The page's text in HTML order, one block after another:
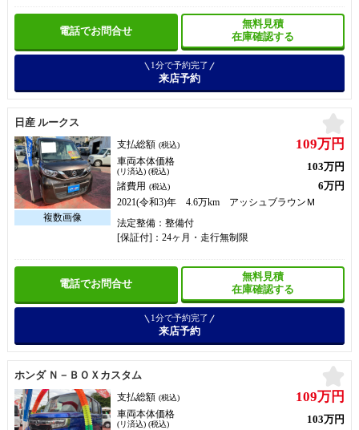
電話でお問合せ
無料見積
在庫確認する
1分で予約完了
来店予約
日産 ルークス
支払総額 (税込) 109万円
車両本体価格
(リ済込) (税込) 103万円
諸費用 (税込) 6万円
2021(令和3)年 4.6万km アッシュブラウンＭ
法定整備：整備付
[保証付]：24ヶ月・走行無制限
電話でお問合せ
無料見積
在庫確認する
1分で予約完了
来店予約
ホンダ Ｎ－ＢＯＸカスタム
支払総額 (税込) 109万円
車両本体価格
(リ済込) (税込) 103万円